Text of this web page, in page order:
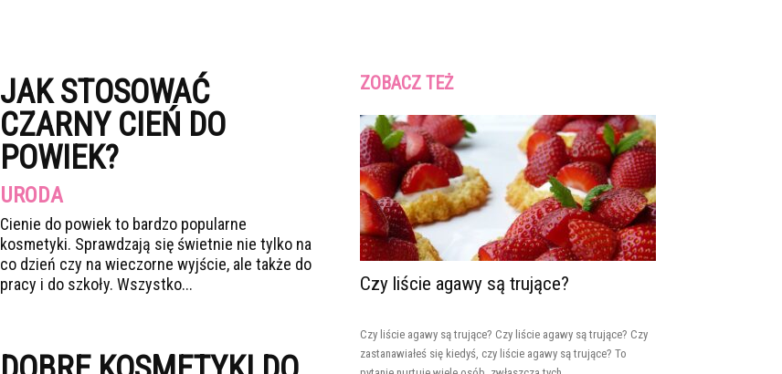
JAK STOSOWAĆ
CZARNY CIEŃ DO
POWIEK?
URODA
Cienie do powiek to bardzo popularne
kosmetyki. Sprawdzają się świetnie nie tylko na
co dzień czy na wieczorne wyjście, ale także do
pracy i do szkoły. Wszystko...
ZOBACZ TEŻ
Czy liście agawy są trujące?
Czy liście agawy są trujące? Czy liście agawy są trujące? Czy
zastanawiałeś się kiedyś, czy liście agawy są trujące? To